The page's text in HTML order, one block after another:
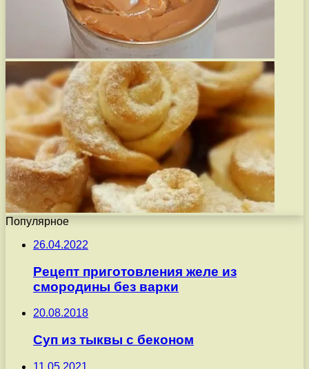
Популярное
26.04.2022
Рецепт приготовления желе из
смородины без варки
20.08.2018
Суп из тыквы с беконом
11.05.2021